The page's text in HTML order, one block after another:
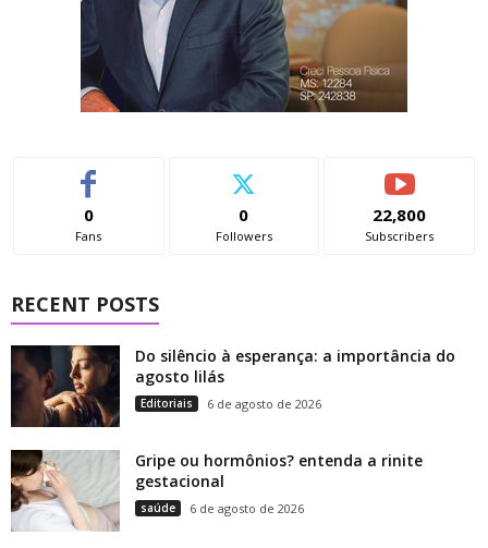
0
Fans
0
Followers
22,800
Subscribers
RECENT POSTS
Do silêncio à esperança: a importância do
agosto lilás
Editoriais 6 de agosto de 2026
Gripe ou hormônios? entenda a rinite
gestacional
saúde 6 de agosto de 2026